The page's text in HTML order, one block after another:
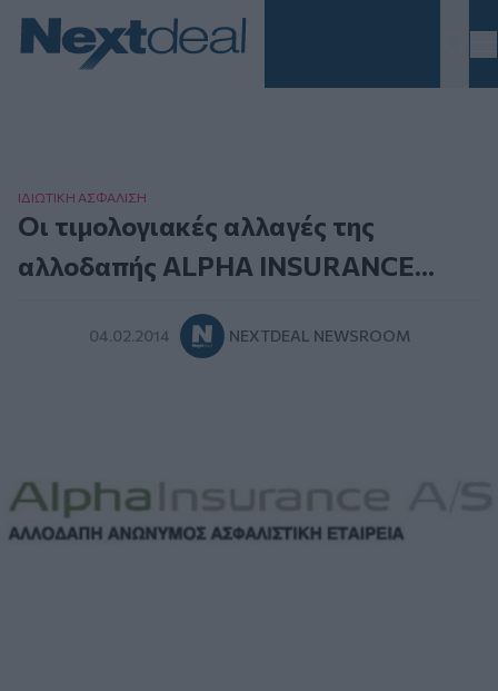
ΙΔΙΩΤΙΚΗ ΑΣΦAΛΙΣΗ
Οι τιμολογιακές αλλαγές της
αλλοδαπής ALPHA INSURANCE...
04.02.2014 NEXTDEAL NEWSROOM